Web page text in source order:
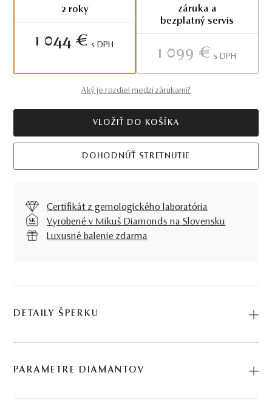
2 roky
1 044 € S DPH
záruka a
bezplatný servis
1 099 € S DPH
Aký je rozdiel medzi zárukami?
VLOŽIŤ DO KOŠÍKA
DOHODNÚŤ STRETNUTIE
Certifikát z gemologického laboratória
Vyrobené v Mikuš Diamonds na Slovensku
Luxusné balenie zdarma
DETAILY ŠPERKU
prírodné materiály: biele zlato, diamant. Kód: 264501007.
PARAMETRE DIAMANTOV